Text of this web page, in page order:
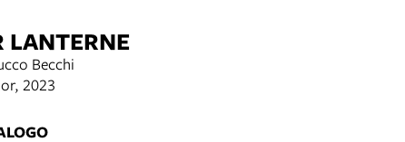
LANTERNE
Becchi
2023